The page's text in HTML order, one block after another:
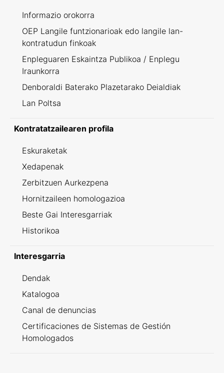
Informazio orokorra
OEP Langile funtzionarioak edo langile lan-
kontratudun finkoak
Enpleguaren Eskaintza Publikoa / Enplegu
Iraunkorra
Denboraldi Baterako Plazetarako Deialdiak
Lan Poltsa
Kontratatzailearen profila
Eskuraketak
Xedapenak
Zerbitzuen Aurkezpena
Hornitzaileen homologazioa
Beste Gai Interesgarriak
Historikoa
Interesgarria
Dendak
Katalogoa
Canal de denuncias
Certificaciones de Sistemas de Gestión
Homologados